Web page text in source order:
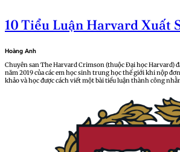
10 Tiểu Luận Harvard Xuất
Hoàng Anh
Chuyên san The Harvard Crimson (thuộc Đại học Harvard)
năm 2019 của các em học sinh trung học thế giới khi nộp
khảo và học được cách viết một bài tiểu luận thành công